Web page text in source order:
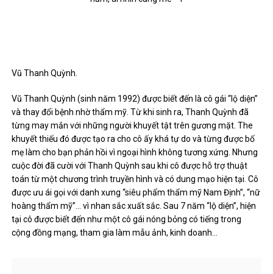
Vũ Thanh Quỳnh.
Vũ Thanh Quỳnh (sinh năm 1992) được biết đến là cô gái “lộ diện”
và thay đổi bệnh nhờ thẩm mỹ. Từ khi sinh ra, Thanh Quỳnh đã
từng may mắn với những người khuyết tật trên gương mặt. The
khuyết thiếu đó được tạo ra cho cô ấy khá tự do và từng được bố
mẹ làm cho bạn phản hồi vì ngoại hình không tương xứng. Nhưng
cuộc đời đã cười với Thanh Quỳnh sau khi cô được hỗ trợ thuật
toán từ một chương trình truyền hình và có dung mạo hiện tại. Cô
được ưu ái gọi với danh xưng “siêu phẩm thẩm mỹ Nam Định”, “nữ
hoàng thẩm mỹ”… vì nhan sắc xuất sắc. Sau 7 năm “lộ diện”, hiện
tại cô được biết đến như một cô gái nóng bỏng có tiếng trong
cộng đồng mạng, tham gia làm mẫu ảnh, kinh doanh…